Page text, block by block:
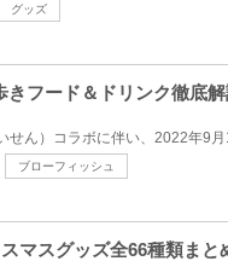
グッズ
フード＆ドリンク徹底
ブローフィッシュ
マスグッズ全66種類ま